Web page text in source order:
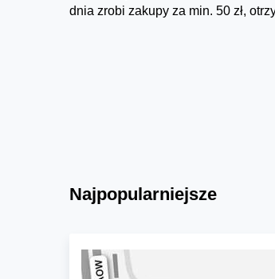
dnia zrobi zakupy za min. 50 zł,
Najpopularniejsze